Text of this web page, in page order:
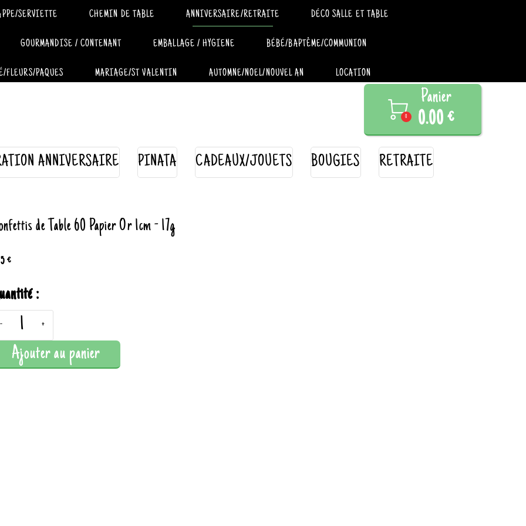
SERVIETTE CHEMIN DE TABLE ANNIVERSAIRE/RETRAITE DÉCO SALLE ET TABLE
GOURMANDISE / CONTENANT EMBALLAGE / HYGIENE BÉBÉ/BAPTÊME/COMMUNION
FLEURS/PAQUES MARIAGE/ST VALENTIN AUTOMNE/NOEL/NOUVEL AN LOCATION

0
Panier
0.00 €
ANNIVERSAIRE PINATA CADEAUX/JOUETS BOUGIES RETRAITE
de Table 60 Papier Or 1cm - 17g
€
:
- +
Ajouter au panier